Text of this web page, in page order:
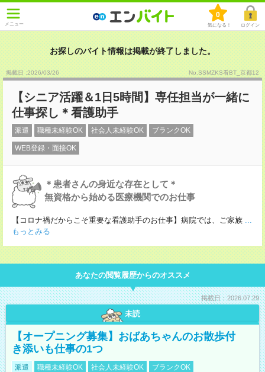
メニュー
0
気になる！ ログイン
お探しのバイト情報は掲載が終了しました。
掲載日 :2026/03/26 No.SSMZKS看BT_京都12
【シニア活躍＆1日5時間】専任担当が一緒に
仕事探し＊看護助手
派遣 職種未経験OK 社会人未経験OK ブランクOK
WEB登録・面接OK
＊患者さんの身近な存在として＊
無資格から始める医療機関でのお仕事
【コロナ禍だからこそ重要な看護助手のお仕事】病院では、ご家族 ...
もっとみる
あなたの閲覧履歴からのオススメ
掲載日：2026.07.29
未読
【オープニング募集】おばあちゃんのお散歩付
き添いも仕事の1つ
派遣 職種未経験OK 社会人未経験OK
ブランクOK